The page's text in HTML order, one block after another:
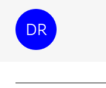
DR